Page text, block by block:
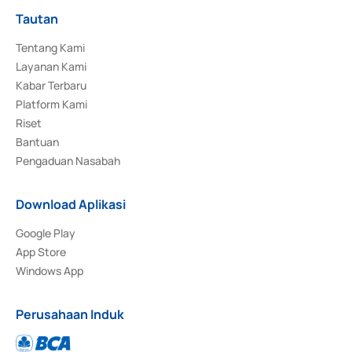
Tautan
Tentang Kami
Layanan Kami
Kabar Terbaru
Platform Kami
Riset
Bantuan
Pengaduan Nasabah
Download Aplikasi
Google Play
App Store
Windows App
Perusahaan Induk